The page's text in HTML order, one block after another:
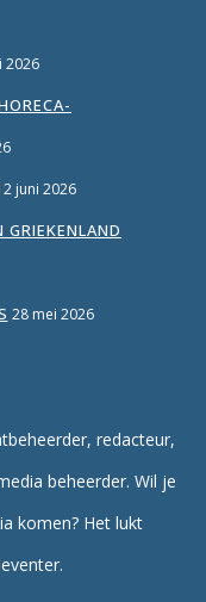
2026
juni 2026
GRIEKENLAND
28 mei 2026
redacteur,
beheerder. Wil je
komen? Het lukt